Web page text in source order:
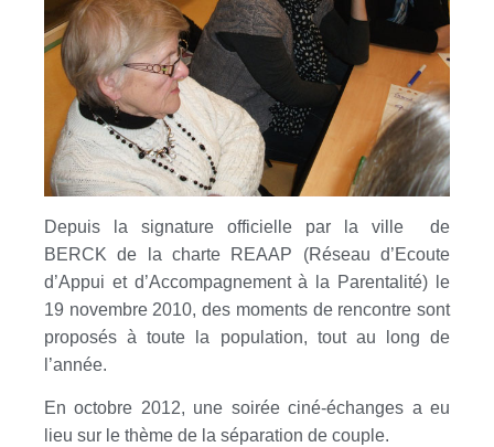
Depuis la signature officielle par la ville de
BERCK de la charte REAAP (Réseau d’Ecoute
d’Appui et d’Accompagnement à la Parentalité) le
19 novembre 2010, des moments de rencontre sont
proposés à toute la population, tout au long de
l’année.
En octobre 2012, une soirée ciné-échanges a eu
lieu sur le thème de la séparation de couple.